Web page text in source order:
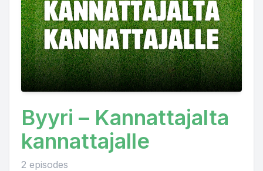
Byyri – Kannattajalta
kannattajalle
2 episodes